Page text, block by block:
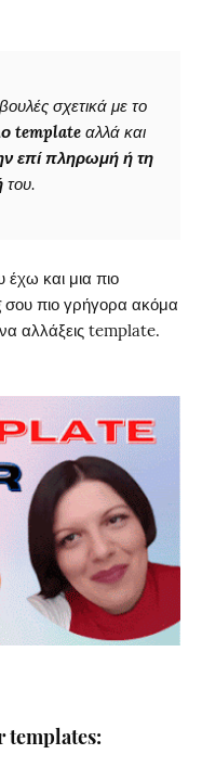
σχετικά με το
template αλλά και
επί πληρωμή ή τη
του.
και μια πιο
σου πιο γρήγορα ακόμα
αλλάξεις template.
templates: